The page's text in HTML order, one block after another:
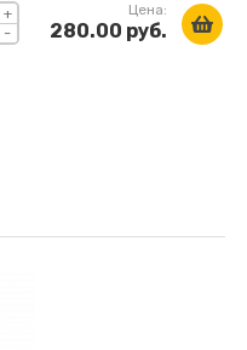
+
-
Цена:
280.00 руб.